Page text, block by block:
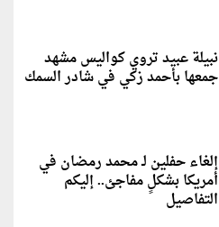
نبيلة عبيد تروي كواليس مشهد
جمعها بأحمد زكي في شادر السمك
إلغاء حفلين لـ محمد رمضان في
أمريكا بشكلٍ مفاجئ.. إليكم
التفاصيل